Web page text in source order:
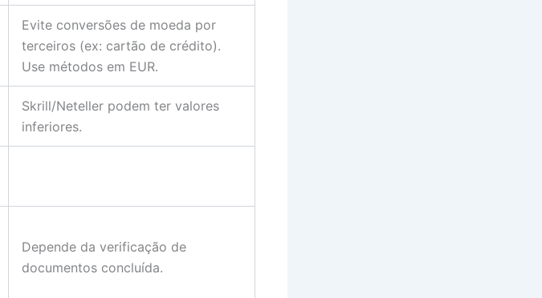
Evite conversões de moeda por
terceiros (ex: cartão de crédito).
Use métodos em EUR.
Skrill/Neteller podem ter valores
inferiores.
Depende da verificação de
documentos concluída.